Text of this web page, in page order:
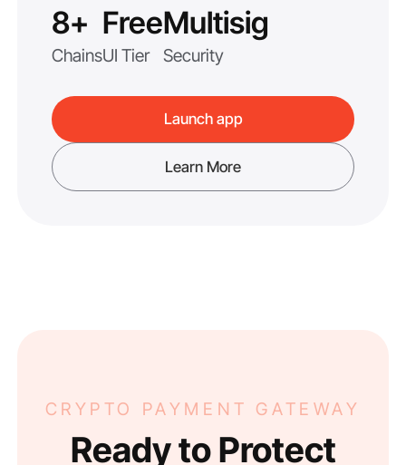
8+
Chains
Free
UI Tier
Multisig
Security
Launch app
Learn More
CRYPTO PAYMENT GATEWAY
Ready to Protect